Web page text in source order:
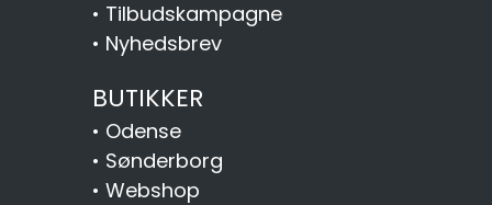
• Tilbudskampagne
• Nyhedsbrev
BUTIKKER
• Odense
• Sønderborg
• Webshop